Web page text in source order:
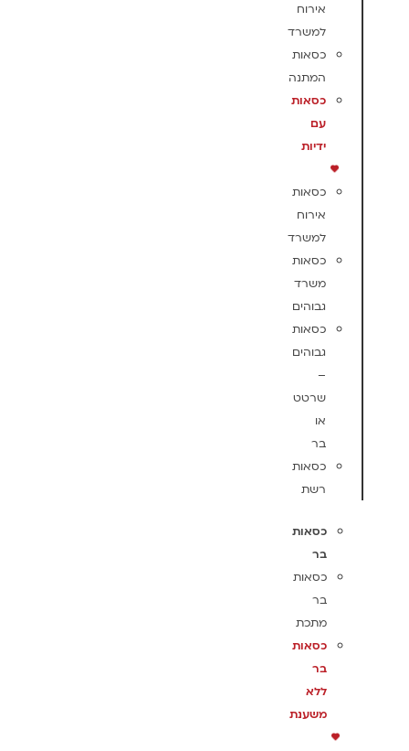
אירוח
למשרד
כסאות
המתנה
כסאות
עם
ידיות
כסאות
אירוח
למשרד
כסאות
משרד
גבוהים
כסאות
גבוהים
–
שרטט
או
בר
כסאות
רשת
כסאות
בר
כסאות
בר
מתכת
כסאות
בר
ללא
משענת